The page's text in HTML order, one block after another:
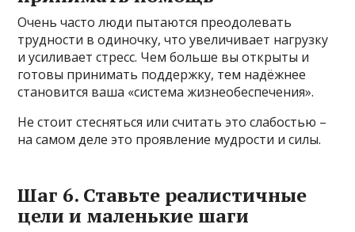
Очень часто люди пытаются преодолевать
трудности в одиночку, что увеличивает нагрузку
и усиливает стресс. Чем больше вы открыты и
готовы принимать поддержку, тем надёжнее
становится ваша «система жизнеобеспечения».
Не стоит стесняться или считать это слабостью –
на самом деле это проявление мудрости и силы.
Шаг 6. Ставьте реалистичные
цели и маленькие шаги